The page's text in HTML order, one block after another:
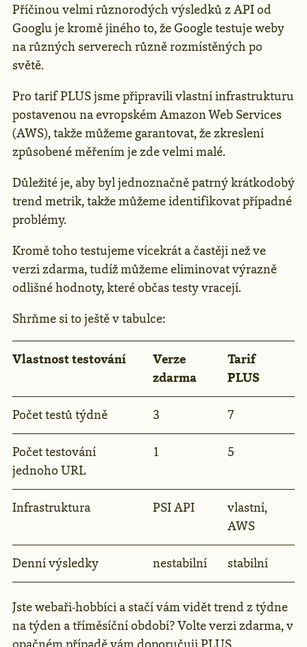
Příčinou velmi různorodých výsledků z API od
Googlu je kromě jiného to, že Google testuje weby
na různých serverech různě rozmístěných po
světě.
Pro tarif PLUS jsme připravili vlastní infrastrukturu
postavenou na evropském Amazon Web Services
(AWS), takže můžeme garantovat, že zkreslení
způsobené měřením je zde velmi malé.
Důležité je, aby byl jednoznačně patrný krátkodobý
trend metrik, takže můžeme identifikovat případné
problémy.
Kromě toho testujeme vícekrát a častěji než ve
verzi zdarma, tudíž můžeme eliminovat výrazně
odlišné hodnoty, které občas testy vracejí.
Shrňme si to ještě v tabulce:
Vlastnost testování
Verze
zdarma
Tarif
PLUS
Počet testů týdně 3 7
Počet testování
jednoho URL
1 5
Infrastruktura PSI API
vlastní,
AWS
Denní výsledky nestabilní stabilní
Jste webaři-hobbíci a stačí vám vidět trend z týdne
na týden a tříměsíční období? Volte verzi zdarma, v